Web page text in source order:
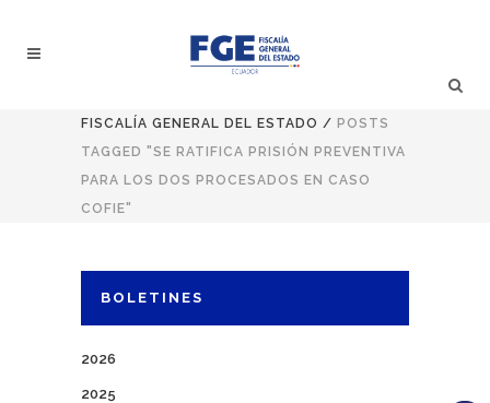
FISCALÍA GENERAL DEL ESTADO / POSTS
TAGGED "SE RATIFICA PRISIÓN PREVENTIVA
PARA LOS DOS PROCESADOS EN CASO
COFIE"
BOLETINES
2026
2025